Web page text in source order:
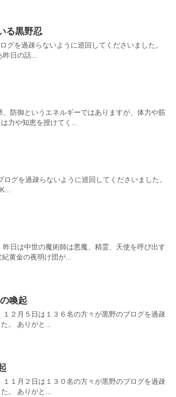
る黒野忍
グを過疎らないように巡回してくださいました。
日の話...
防御というエネルギーではありますが、体力や筋
力や知恵を授けてく...
グを過疎らないように巡回してくださいました。
日は中世の魔術師は悪魔、精霊、天使を呼び出す
黄金の夜明け団が...
喚起
２月５日は１３６名の方々が黒野のブログを過疎
。 ありがと...
１月２日は１３０名の方々が黒野のブログを過疎
。 ありがと...